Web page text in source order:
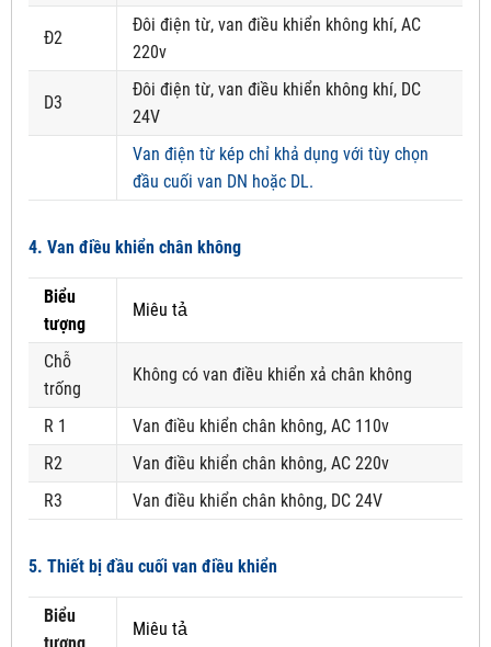
Đ2
Đôi điện từ, van điều khiển không khí, AC
220v
D3
Đôi điện từ, van điều khiển không khí, DC
24V
Van điện từ kép chỉ khả dụng với tùy chọn
đầu cuối van DN hoặc DL.
4. Van điều khiển chân không
Biểu
tượng
Miêu tả
Chỗ
trống
Không có van điều khiển xả chân không
R 1
Van điều khiển chân không, AC 110v
R2
Van điều khiển chân không, AC 220v
R3
Van điều khiển chân không, DC 24V
5. Thiết bị đầu cuối van điều khiển
Biểu
Miêu tả